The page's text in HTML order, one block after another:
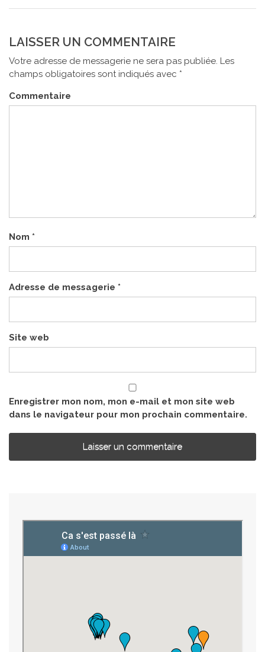
LAISSER UN COMMENTAIRE
Votre adresse de messagerie ne sera pas publiée. Les
champs obligatoires sont indiqués avec *
Commentaire
Nom *
Adresse de messagerie *
Site web
Enregistrer mon nom, mon e-mail et mon site web
dans le navigateur pour mon prochain commentaire.